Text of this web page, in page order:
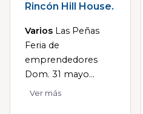
Rincón Hill House.
Varios Las Peñas
Feria de
emprendedores
Dom. 31 mayo...
Ver más